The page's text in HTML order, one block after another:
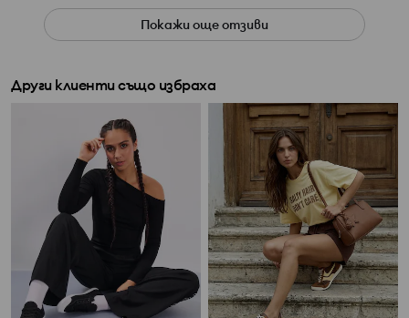
Покажи още отзиви
Други клиенти също избраха